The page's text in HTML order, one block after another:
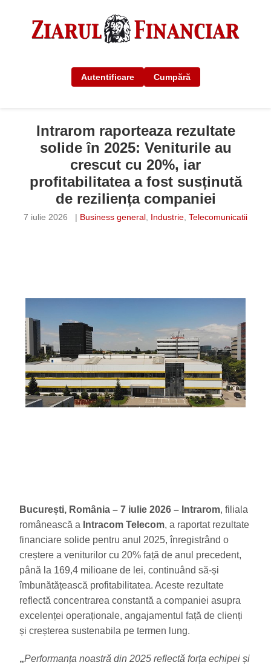
Autentificare Cumpără
Intrarom raporteaza rezultate
solide în 2025: Veniturile au
crescut cu 20%, iar
profitabilitatea a fost susținută
de reziliența companiei
7 iulie 2026 | Business general, Industrie, Telecomunicatii
București, România – 7 iulie 2026 – Intrarom, filiala
românească a Intracom Telecom, a raportat rezultate
financiare solide pentru anul 2025, înregistrând o
creștere a veniturilor cu 20% față de anul precedent,
până la 169,4 milioane de lei, continuând să-și
îmbunătățească profitabilitatea. Aceste rezultate
reflectă concentrarea constantă a companiei asupra
excelenței operaționale, angajamentul față de clienți
și creșterea sustenabila pe termen lung.
„Performanța noastră din 2025 reflectă forța echipei și